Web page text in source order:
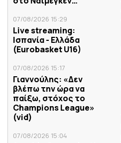
07/08/2026 15:29
Live streaming:
Ισπανία - Ελλάδα
(Eurobasket U16)
07/08/2026 15:17
Γιαννούλης: «Δεν
βλέπω την ώρα να
παίξω, στόχος το
Champions League»
(vid)
07/08/2026 15:04